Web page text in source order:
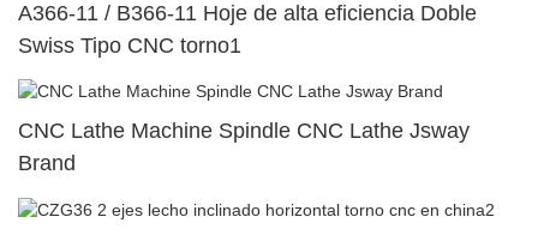
A366-11 / B366-11 Hoje de alta eficiencia Doble
Swiss Tipo CNC torno1
CNC Lathe Machine Spindle CNC Lathe Jsway
Brand